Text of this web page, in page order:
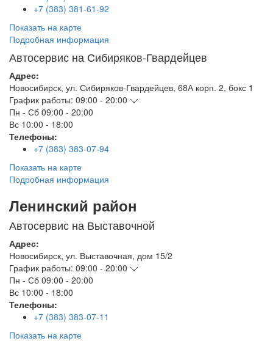
+7 (383) 381-61-92
Показать на карте
Подробная информация
Автосервис на Сибиряков-Гвардейцев
Адрес:
Новосибирск, ул. Сибиряков-Гвардейцев, 68А корп. 2, бокс 1
График работы: 09:00 - 20:00
Пн - Сб 09:00 - 20:00
Вс 10:00 - 18:00
Телефоны:
+7 (383) 383-07-94
Показать на карте
Подробная информация
Ленинский район
Автосервис на Выставочной
Адрес:
Новосибирск, ул. Выставочная, дом 15/2
График работы: 09:00 - 20:00
Пн - Сб 09:00 - 20:00
Вс 10:00 - 18:00
Телефоны:
+7 (383) 383-07-11
Показать на карте